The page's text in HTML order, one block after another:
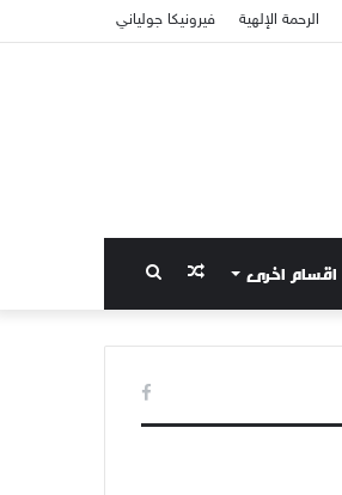
الرحمة الإلهية فيرونيكا جولياني
اقسام اخرى بحث
عن
مقال
عشوائي